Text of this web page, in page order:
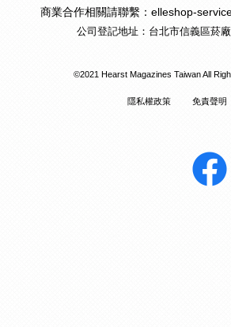
商業合作相關請聯繫：elleshop-
公司登記地址：台北市信義區菸
©2021 Hearst Magazines Taiwan All
隱私權政策 免責聲明